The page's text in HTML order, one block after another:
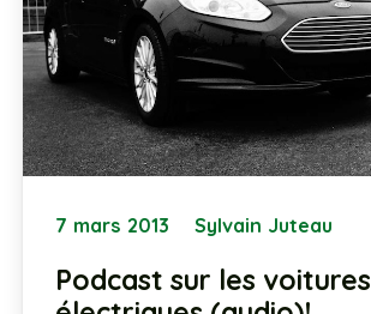
7 mars 2013 Sylvain Juteau
Podcast sur les voitures